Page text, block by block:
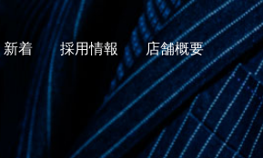
新着
ニュース
インタビュー
採用情報
新卒採用
店舗概要
アクセス
会社情報